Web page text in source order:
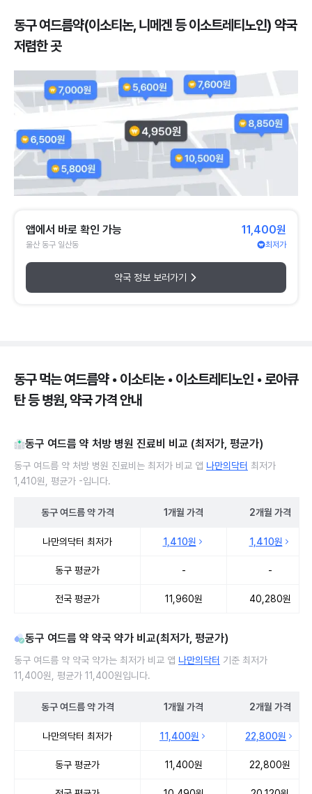
동구 여드름약(이소티논, 니메겐 등 이소트레티노인) 약국
저렴한 곳
앱에서 바로 확인 가능
울산 동구 일산동
11,400원
최저가
약국 정보 보러가기
동구 먹는 여드름약 • 이소티논 • 이소트레티노인 • 로아큐
탄 등 병원, 약국 가격 안내
동구 여드름 약 처방 병원 진료비 비교 (최저가, 평균가)
동구 여드름 약 처방 병원 진료비는 최저가 비교 앱 나만의닥터 최저가
1,410원, 평균가 -입니다.
동구 여드름 약가격 1개월 가격 2개월 가격
나만의닥터 최저가 1,410원 1,410원
동구 평균가 - -
전국 평균가 11,960원 40,280원
동구 여드름 약 약국 약가 비교(최저가, 평균가)
동구 여드름 약 약국 약가는 최저가 비교 앱 나만의닥터 기준 최저가
11,400원, 평균가 11,400원입니다.
동구 여드름 약가격 1개월 가격 2개월 가격
나만의닥터 최저가 11,400원 22,800원
동구 평균가 11,400원 22,800원